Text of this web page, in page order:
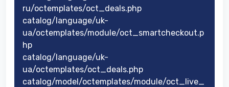
ru/octemplates/oct_deals.php
catalog/language/uk-
ua/octemplates/module/oct_smartcheckout.p
hp
catalog/language/uk-
ua/octemplates/oct_deals.php
catalog/model/octemplates/module/oct_live_